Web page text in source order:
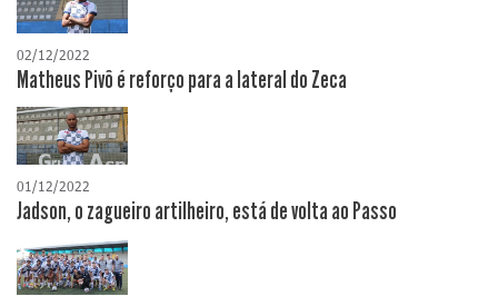
02/12/2022
Matheus Pivô é reforço para a lateral do Zeca
01/12/2022
Jadson, o zagueiro artilheiro, está de volta ao Passo